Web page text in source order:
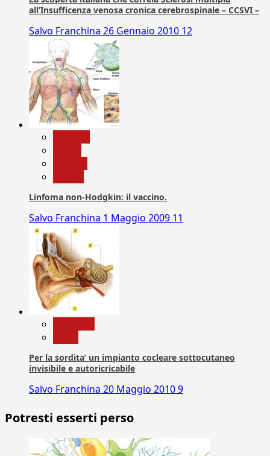
all’Insufficenza venosa cronica cerebrospinale – CCSVI –
Salvo Franchina 26 Gennaio 2010 12
Linfoma non-Hodgkin: il vaccino.
Salvo Franchina 1 Maggio 2009 11
Per la sordita’ un impianto cocleare sottocutaneo
invisibile e autoricricabile
Salvo Franchina 20 Maggio 20109
Potresti esserti perso